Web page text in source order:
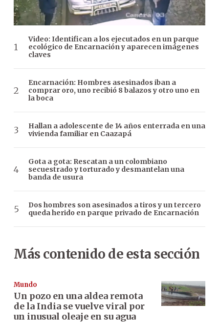
Video: Identifican a los ejecutados en un parque
ecológico de Encarnación y aparecen imágenes
claves
Encarnación: Hombres asesinados iban a
comprar oro, uno recibió 8 balazos y otro uno en
la boca
Hallan a adolescente de 14 años enterrada en una
vivienda familiar en Caazapá
Gota a gota: Rescatan a un colombiano
secuestrado y torturado y desmantelan una
banda de usura
Dos hombres son asesinados a tiros y un tercero
queda herido en parque privado de Encarnación
Más contenido de esta sección
Mundo
Un pozo en una aldea remota
de la India se vuelve viral por
un inusual oleaje en su agua